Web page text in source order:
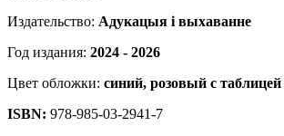
Издательство: Адукацыя i выхаванне
Год издания: 2024 - 2026
Цвет обложки: синий, розовый с
ISBN: 978-985-03-2941-7